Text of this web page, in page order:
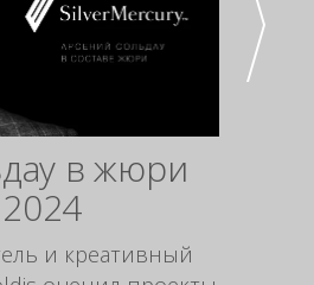
в жюри
и креативный